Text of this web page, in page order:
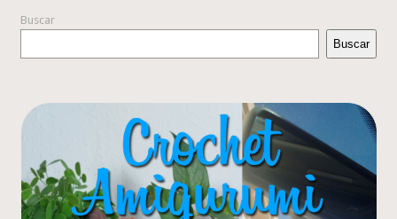
Buscar
Buscar